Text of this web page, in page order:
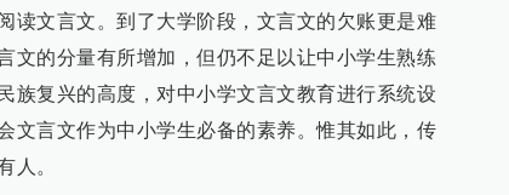
读文言文。到了大学阶段，文言文的欠账更是难
文的分量有所增加，但仍不足以让中小学生熟练
族复兴的高度，对中小学文言文教育进行系统设
文言文作为中小学生必备的素养。惟其如此，传
人。